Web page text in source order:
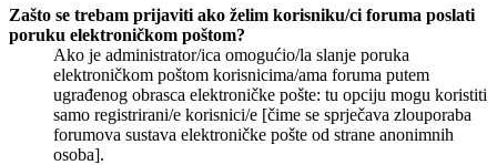
Zašto se trebam prijaviti ako želim korisniku/ci foruma poslati
poruku elektroničkom poštom?
Ako je administrator/ica omogućio/la slanje poruka
elektroničkom poštom korisnicima/ama foruma putem
ugrađenog obrasca elektroničke pošte: tu opciju mogu koristiti
samo registrirani/e korisnici/e [čime se sprječava zlouporaba
forumova sustava elektroničke pošte od strane anonimnih
osoba].